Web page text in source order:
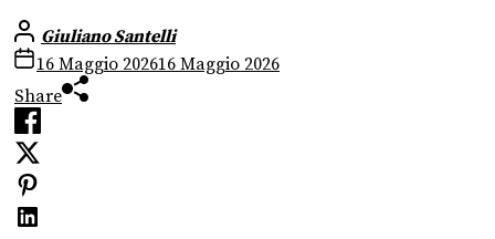
Giuliano Santelli
16 Maggio 202616 Maggio 2026
Share